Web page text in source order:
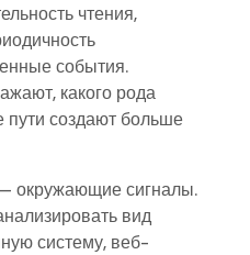
чтения,
события.
какого рода
создают больше
окружающие сигналы.
вид
систему, веб-